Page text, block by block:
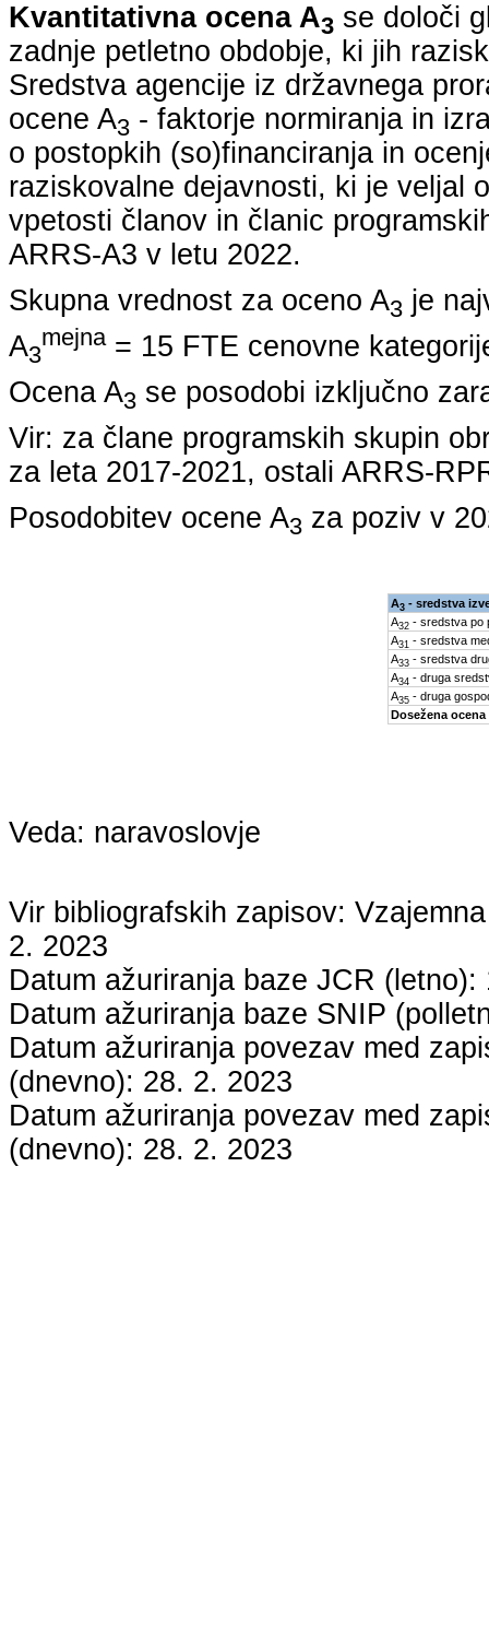
Kvantitativna ocena A3 se določi
zadnje petletno obdobje, ki jih
Sredstva agencije iz državnega
ocene A3 - faktorje normiranja in
o postopkih (so)financiranja in
raziskovalne dejavnosti, ki je veljal
vpetosti članov in članic
ARRS-A3 v letu 2022.
Skupna vrednost za oceno A3 je
A3
mejna= 15 FTE cenovne
Ocena A3 se posodobi izključno
Vir: za člane programskih skupin
za leta 2017-2021, ostali ARRS-
Posodobitev ocene A3 za poziv v
A3- sredstva
A32- sredstva po
A31 - sredstva
A33- sredstva
A34 - druga
A35- druga
Dosežena ocena
Veda: naravoslovje
Vir bibliografskih zapisov:
2. 2023
Datum ažuriranja baze JCR (letno):
Datum ažuriranja baze SNIP
Datum ažuriranja povezav med
(dnevno): 28. 2. 2023
Datum ažuriranja povezav med
(dnevno): 28. 2. 2023